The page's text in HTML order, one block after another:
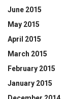
June 2015
May 2015
April 2015
March 2015
February 2015
January 2015